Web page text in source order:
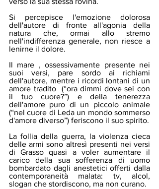
Si percepisce l'emozione dolorosa
dell'autore di fronte all'agonia della
natura che, ormai allo stremo
nell'indifferenza generale, non riesce a
lenirne il dolore.
Il mare , ossessivamente presente nei
suoi versi, pare sordo ai richiami
dell'autore, mentre i ricordi lontani di un
amore tradito  (“ora dimmi dove sei con
il tuo cuore?”) e della tenerezza
dell'amore puro di un piccolo animale
(“nel cuore di Leda un mondo sommerso
d'amore diverso”) feriscono il suo spirito.
La follia della guerra, la violenza cieca
delle armi sono altresì presenti nei versi
di Grasso quasi a voler aumentare il
carico della sua sofferenza di uomo
bombardato dagli anestetici offerti dalla
contemporaneità malata: tv, alcol,
slogan che stordiscono, ma non curano.